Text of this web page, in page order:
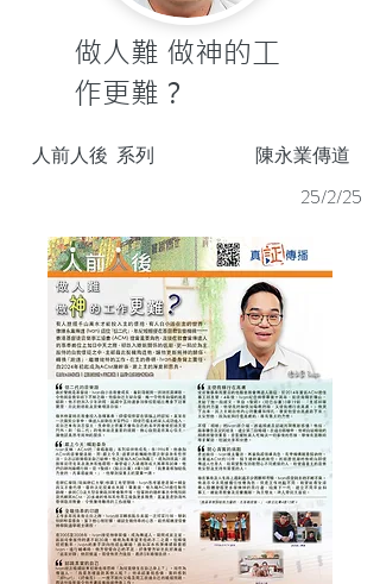
做人難 做神的工
作更難？
陳永業傳道
人前人後 系列
25/2/25